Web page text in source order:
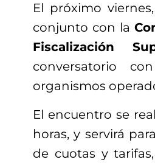
El próximo
conjunto con la
Fiscalización
conversatorio
organismos
El encuentro se
horas, y servirá
de cuotas y